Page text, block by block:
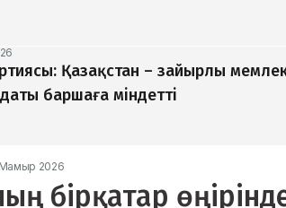
Қазақстан – зайырлы
баршаға міндетті
2026
бірқатар